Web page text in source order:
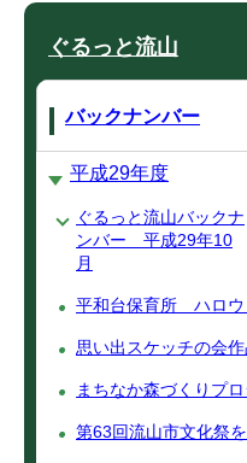
ぐるっと流山
バックナンバー
平成29年度
ぐるっと流山バックナ
ンバー 平成29年10
月
平和台保育所 ハロウ
思い出スケッチの会
まちなか森づくりプ
第63回流山市文化祭